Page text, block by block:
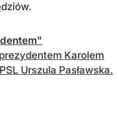
Karolem
Urszula Pasławska.